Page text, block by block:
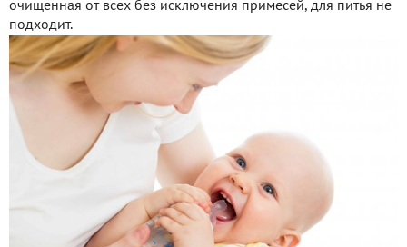
очищенная от всех без исключения примесей, для питья не
подходит.